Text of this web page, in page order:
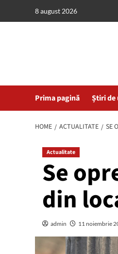
8 august 2026
Prima pagină Știri
HOME ACTUALITATE SE
Actualitate
Se
din
admin 11 noiembrie